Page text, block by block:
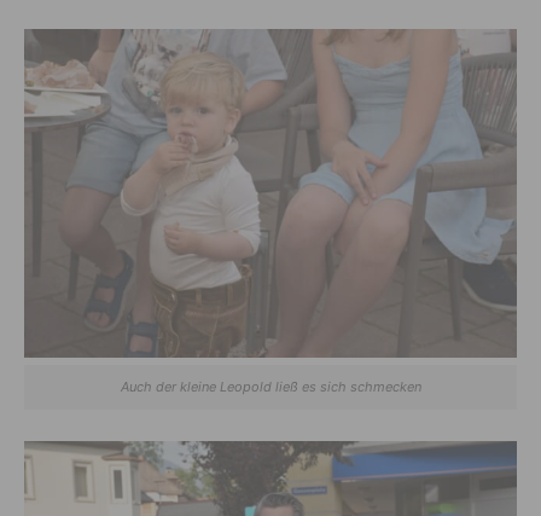
Auch der kleine Leopold ließ es sich schmecken